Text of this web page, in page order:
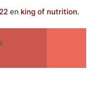
en king of nutrition.
sleutelklare
Ads in